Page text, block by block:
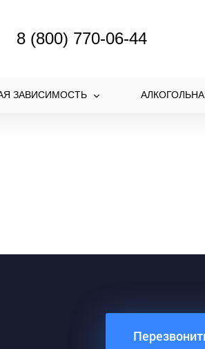
8 (800) 770-06-44
ЗАВИСИМОСТЬ